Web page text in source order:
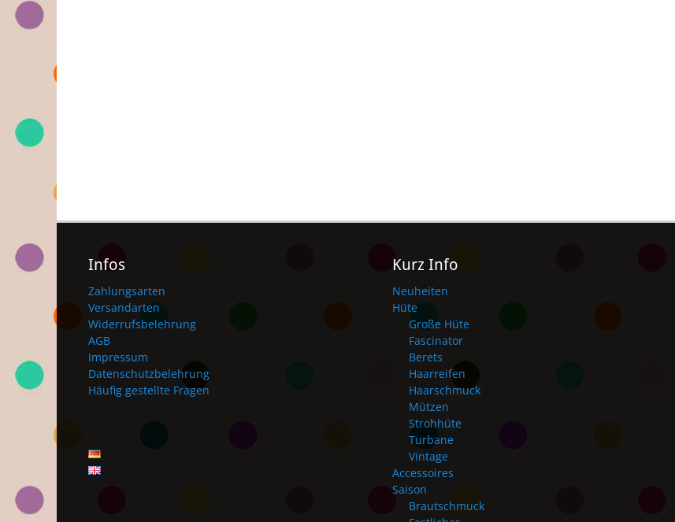
Infos
Zahlungsarten
Versandarten
Widerrufsbelehrung
AGB
Impressum
Datenschutzbelehrung
Häufig gestellte Fragen
Kurz Info
Neuheiten
Hüte
Große Hüte
Fascinator
Berets
Haarreifen
Haarschmuck
Mützen
Strohhüte
Turbane
Vintage
Accessoires
Saison
Brautschmuck